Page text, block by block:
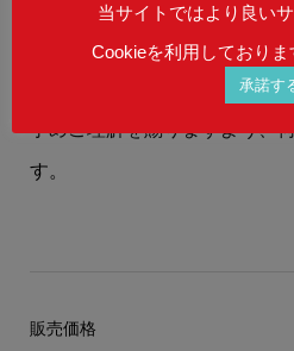
在庫状況によりましては、御
ご用意することができない場
予めご理解を賜りますよう、
す。
販売価格
当サイトではより良い
Cookieを利用しておりま
承諾す